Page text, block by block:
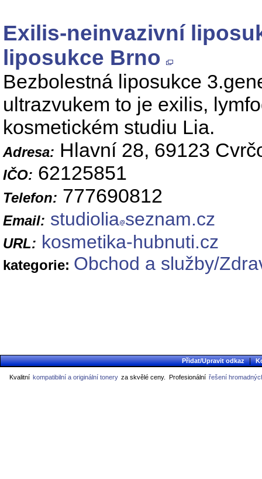
Exilis-neinvazivní
liposukce Brno
Bezbolestná liposukce
ultrazvukem to je exilis,
kosmetickém studiu Lia.
Adresa: Hlavní 28, 69123
IČO: 62125851
Telefon: 777690812
Email: studiolia seznam.cz
URL: kosmetika-hubnuti.cz
kategorie: Obchod a služby/
Přidat/Upravit odkaz |
Kvalitní kompatibilní a originální tonery za skvělé ceny. Profesionální řešení